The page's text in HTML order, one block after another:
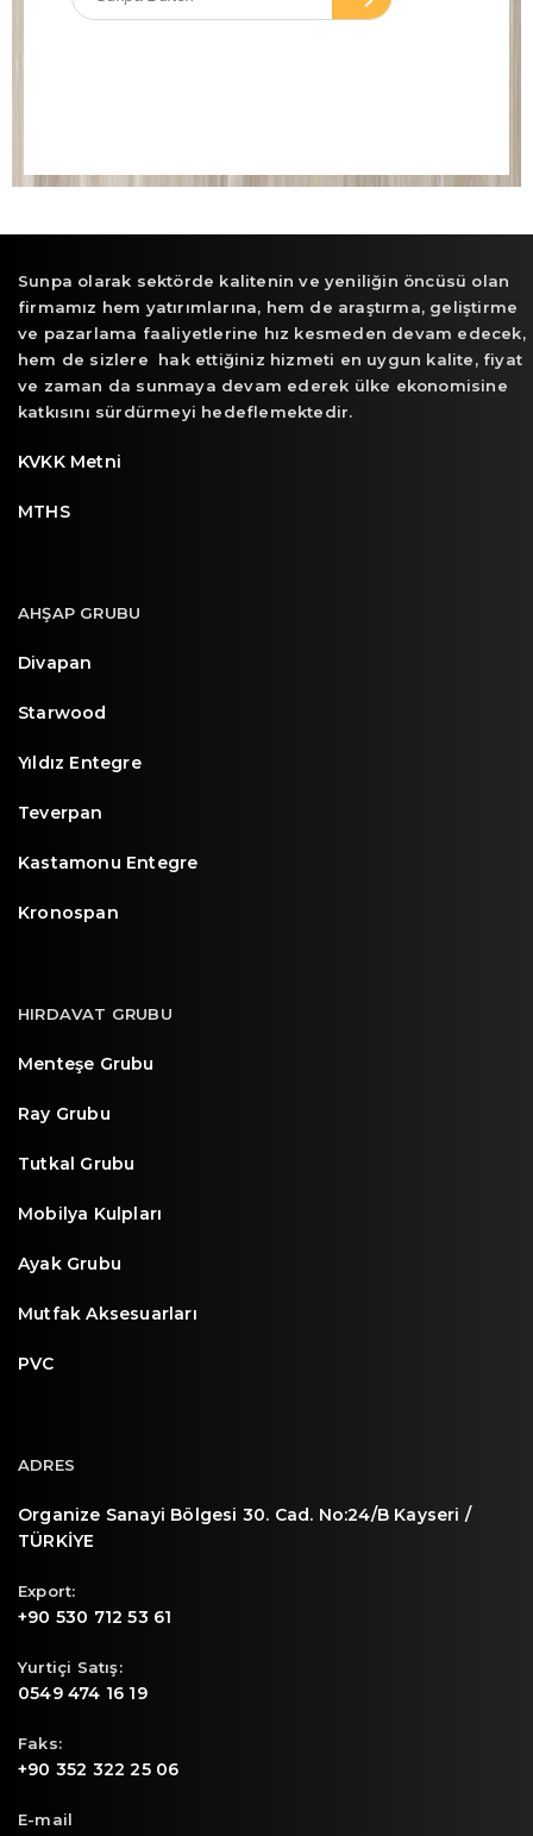
Sunpa olarak sektörde kalitenin ve yeniliğin öncüsü olan
firmamız hem yatırımlarına, hem de araştırma, geliştirme
ve pazarlama faaliyetlerine hız kesmeden devam edecek,
hem de sizlere hak ettiğiniz hizmeti en uygun kalite, fiyat
ve zaman da sunmaya devam ederek ülke ekonomisine
katkısını sürdürmeyi hedeflemektedir.
KVKK Metni
MTHS
AHŞAP GRUBU
Divapan
Starwood
Yıldız Entegre
Teverpan
Kastamonu Entegre
Kronospan
HIRDAVAT GRUBU
Menteşe Grubu
Ray Grubu
Tutkal Grubu
Mobilya Kulpları
Ayak Grubu
Mutfak Aksesuarları
PVC
ADRES
Organize Sanayi Bölgesi 30. Cad. No:24/B Kayseri /
TÜRKİYE
Export:
+90 530 712 53 61
Yurtiçi Satış:
0549 474 16 19
Faks:
+90 352 322 25 06
E-mail